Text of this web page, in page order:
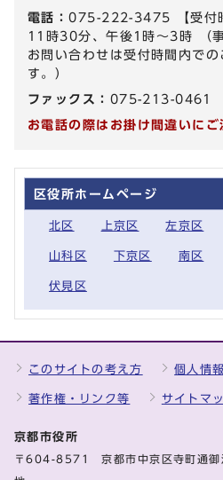
電話：075-222-3475 【受付
11時30分、午後1時～3時 （
お問い合わせは受付時間内で
す。）
ファックス： 075-213-0461
お電話の際はお掛け間違いにご
区役所ホームページ
北区 上京区 左京区
山科区 下京区 南区
伏見区
このサイトの考え方 個人情
著作権・リンク等 サイトマ
京都市役所
〒604-8571 京都市中京区寺町通御